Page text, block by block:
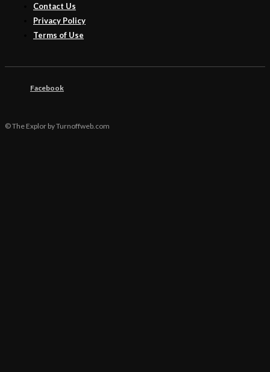
Contact Us
Privacy Policy
Terms of Use
Facebook
© The Explor by Turnoffweb.com